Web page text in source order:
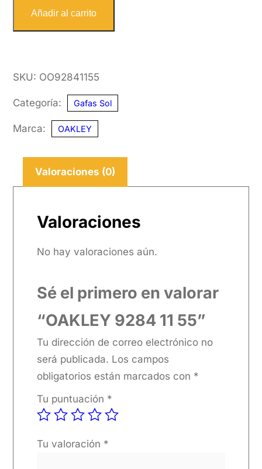
Añadir al carrito
SKU: OO92841155
Categoría: Gafas Sol
Marca: OAKLEY
Valoraciones (0)
Valoraciones
No hay valoraciones aún.
Sé el primero en valorar
“OAKLEY 9284 11 55”
Tu dirección de correo electrónico no
será publicada. Los campos
obligatorios están marcados con *
Tu puntuación *
Tu valoración *